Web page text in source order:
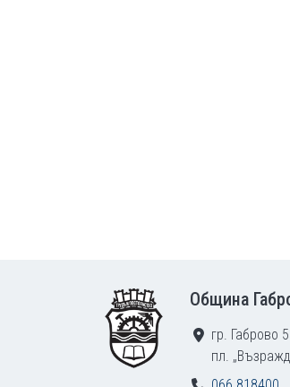
Община
гр. Габрово
пл.